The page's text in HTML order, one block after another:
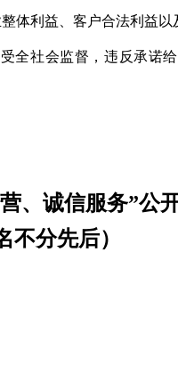
体利益、客户合法利益以
全社会监督，违反承诺
、诚信服务”公
不分先后）